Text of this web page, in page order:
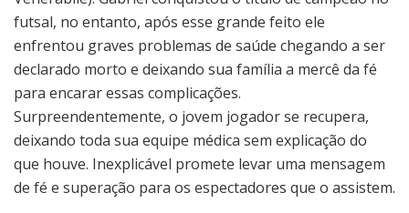
futsal, no entanto, após esse grande feito ele
enfrentou graves problemas de saúde chegando a ser
declarado morto e deixando sua família a mercê da fé
para encarar essas complicações.
Surpreendentemente, o jovem jogador se recupera,
deixando toda sua equipe médica sem explicação do
que houve. Inexplicável promete levar uma mensagem
de fé e superação para os espectadores que o assistem.